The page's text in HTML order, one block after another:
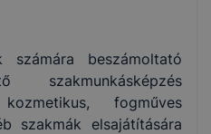
beszámoltató
szakmunkásképzés
fogműves
szakmák elsajátítására